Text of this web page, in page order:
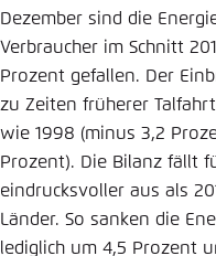
Dezember sind die
Verbraucher im Schnitt
Prozent gefallen. Der
zu Zeiten früherer
wie 1998 (minus 3,2
Prozent). Die Bilanz fällt
eindrucksvoller aus als
Länder. So sanken die
lediglich um 4,5 Prozent